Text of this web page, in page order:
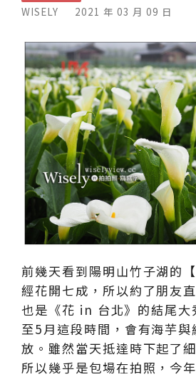
WISELY 2021 年 03 月 09 日
前幾天看到陽明山竹子湖的
經花開七成，所以約了朋友
也是《花 in 台北》的結尾大
至5月這段時間，會有海芋與
放。雖然當天抵達時下起了
所以幾乎是包場在拍照，今